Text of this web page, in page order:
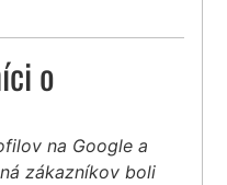
o
na Google a
zákazníkov boli